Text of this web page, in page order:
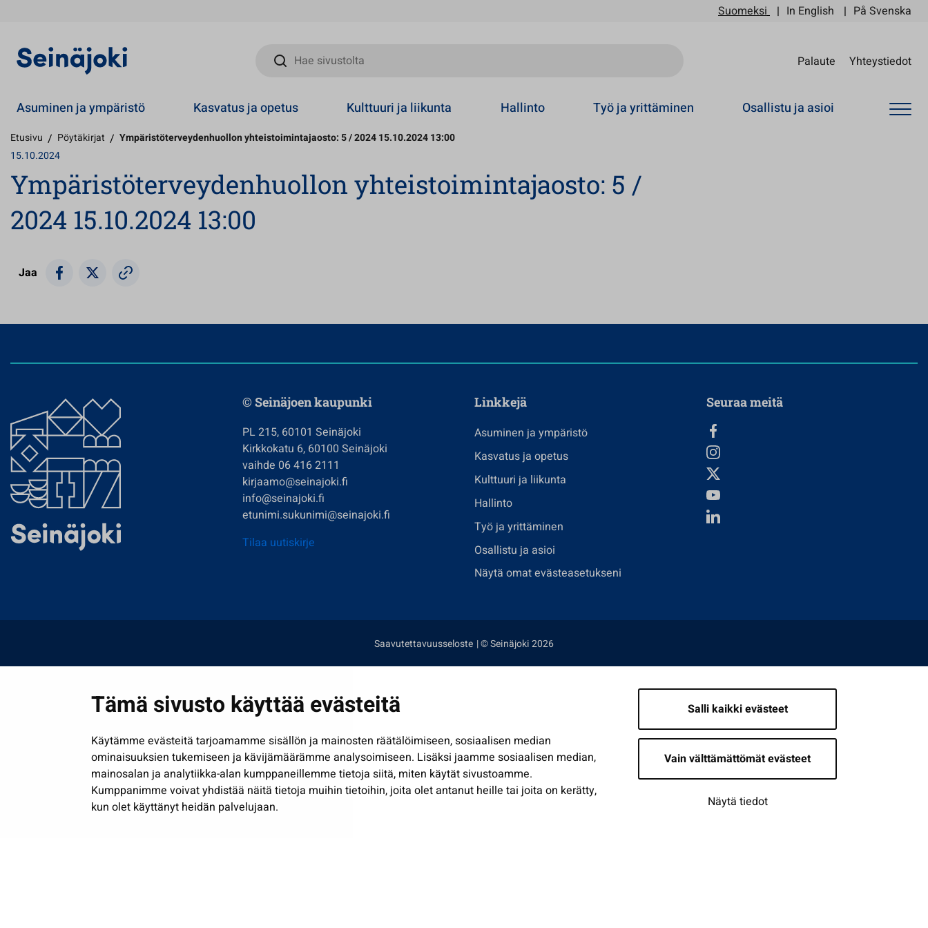
Tämä sivusto käyttää evästeitä
Käytämme evästeitä tarjoamamme sisällön ja mainosten räätälöimiseen, sosiaalisen median
ominaisuuksien tukemiseen ja kävijämäärämme analysoimiseen. Lisäksi jaamme sosiaalisen median,
mainosalan ja analytiikka-alan kumppaneillemme tietoja siitä, miten käytät sivustoamme.
Kumppanimme voivat yhdistää näitä tietoja muihin tietoihin, joita olet antanut heille tai joita on kerätty,
kun olet käyttänyt heidän palvelujaan.
Salli kaikki evästeet
Vain välttämättömät evästeet
Näytä tiedot
Suomeksi In English På Svenska
Hae sivustolta
Palaute Yhteystiedot
Asuminen ja ympäristö Kasvatus ja opetus Kulttuuri ja liikunta Hallinto Työ ja yrittäminen Osallistu ja asioi
Etusivu / Pöytäkirjat / Ympäristöterveydenhuollon yhteistoimintajaosto: 5 / 2024 15.10.2024 13:00
15.10.2024
Ympäristöterveydenhuollon yhteistoimintajaosto: 5 /
2024 15.10.2024 13:00
Jaa
© Seinäjoen kaupunki
PL 215, 60101 Seinäjoki
Kirkkokatu 6, 60100 Seinäjoki
vaihde 06 416 2111
kirjaamo@seinajoki.fi
info@seinajoki.fi
etunimi.sukunimi@seinajoki.fi
Tilaa uutiskirje
Linkkejä
Asuminen ja ympäristö
Kasvatus ja opetus
Kulttuuri ja liikunta
Hallinto
Työ ja yrittäminen
Osallistu ja asioi
Näytä omat evästeasetukseni
Seuraa meitä
Saavutettavuusseloste | © Seinäjoki 2026